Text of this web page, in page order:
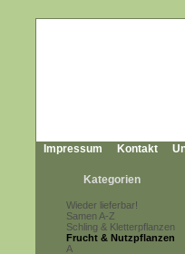
Impressum Kontakt
Kategorien
Wieder lieferbar!
Samen A-Z
Schling & Kletterpflanzen
Frucht & Nutzpflanzen
A